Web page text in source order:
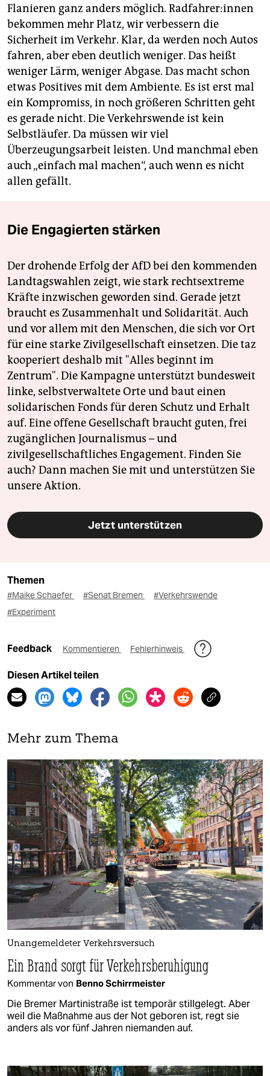
Flanieren ganz anders möglich. Rad­fah­re­r:in­nen
bekommen mehr Platz, wir verbessern die
Sicherheit im Verkehr. Klar, da werden noch Autos
fahren, aber eben deutlich weniger. Das heißt
weniger Lärm, weniger Abgase. Das macht schon
etwas Positives mit dem Ambiente. Es ist erst mal
ein Kompromiss, in noch größeren Schritten geht
es gerade nicht. Die Verkehrswende ist kein
Selbstläufer. Da müssen wir viel
Überzeugungsarbeit leisten. Und manchmal eben
auch „einfach mal machen“, auch wenn es nicht
allen gefällt.
Die Engagierten stärken
Der drohende Erfolg der AfD bei den kommenden
Landtagswahlen zeigt, wie stark rechtsextreme
Kräfte inzwischen geworden sind. Gerade jetzt
braucht es Zusammenhalt und Solidarität. Auch
und vor allem mit den Menschen, die sich vor Ort
für eine starke Zivilgesellschaft einsetzen. Die taz
kooperiert deshalb mit "Alles beginnt im
Zentrum". Die Kampagne unterstützt bundesweit
linke, selbstverwaltete Orte und baut einen
solidarischen Fonds für deren Schutz und Erhalt
auf. Eine offene Gesellschaft braucht guten, frei
zugänglichen Journalismus – und
zivilgesellschaftliches Engagement. Finden Sie
auch? Dann machen Sie mit und unterstützen Sie
unsere Aktion.
Jetzt unterstützen
Themen
#Maike Schaefer #Senat Bremen
#Verkehrswende
#Experiment
Feedback Kommentieren Fehlerhinweis
Diesen Artikel teilen
Mehr zum Thema
Unangemeldeter Verkehrsversuch
Ein Brand sorgt für Verkehrsberuhigung
Kommentar von Benno Schirrmeister
Die Bremer Martinistraße ist temporär stillgelegt. Aber
weil die Maßnahme aus der Not geboren ist, regt sie
anders als vor fünf Jahren niemanden auf.